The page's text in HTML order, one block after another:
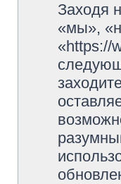
Заходя
«мы»,
«https://